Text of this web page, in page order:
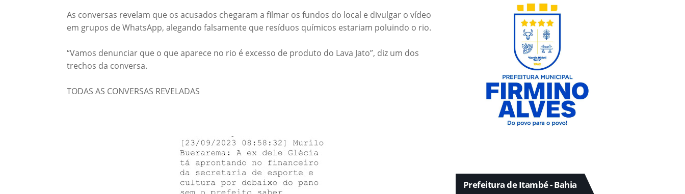
As conversas revelam que os acusados chegaram a filmar os fundos do local e divulgar o vídeo
em grupos de WhatsApp, alegando falsamente que resíduos químicos estariam poluindo o rio.
“Vamos denunciar que o que aparece no rio é excesso de produto do Lava Jato”, diz um dos
trechos da conversa.
TODAS AS CONVERSAS REVELADAS
Prefeitura de Itambé - Bahia